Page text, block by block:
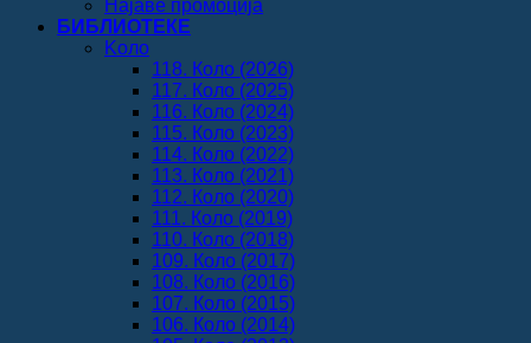
Најаве промоција
БИБЛИОТЕКЕ
Koло
118. Коло (2026)
117. Коло (2025)
116. Коло (2024)
115. Коло (2023)
114. Коло (2022)
113. Коло (2021)
112. Коло (2020)
111. Коло (2019)
110. Коло (2018)
109. Коло (2017)
108. Коло (2016)
107. Коло (2015)
106. Коло (2014)